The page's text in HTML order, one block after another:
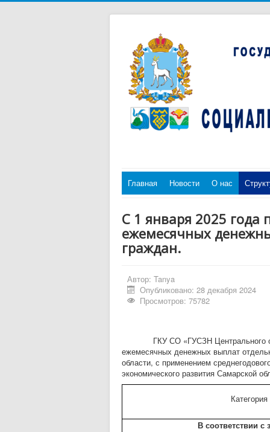
Главная Новости О нас
С 1 января 2025
ежемесячных
граждан.
Автор: Tanya
Опубликовано: 28 декабря 2024
Просмотров: 75782
ГКУ СО «ГУСЗН Центрального
ежемесячных денежных выплат
области, с применением
экономического развития Самарской
В соответствии